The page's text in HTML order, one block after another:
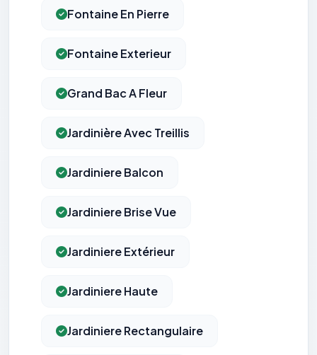
Fontaine En Pierre
Fontaine Exterieur
Grand Bac A Fleur
Jardinière Avec Treillis
Jardiniere Balcon
Jardiniere Brise Vue
Jardiniere Extérieur
Jardiniere Haute
Jardiniere Rectangulaire